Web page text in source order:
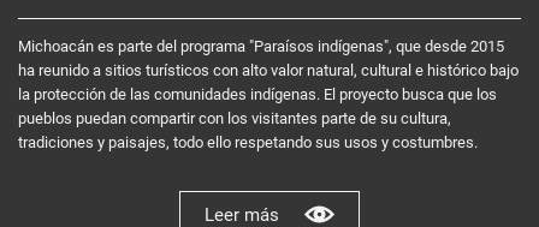
Michoacán es parte del programa "Paraísos indígenas", que desde 2015
ha reunido a sitios turísticos con alto valor natural, cultural e histórico bajo
la protección de las comunidades indígenas. El proyecto busca que los
pueblos puedan compartir con los visitantes parte de su cultura,
tradiciones y paisajes, todo ello respetando sus usos y costumbres.
Leer más